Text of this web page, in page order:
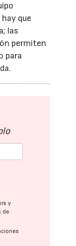
que
las
permiten
para
y
de